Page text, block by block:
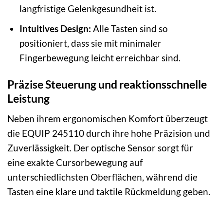
langfristige Gelenkgesundheit ist.
Intuitives Design: Alle Tasten sind so
positioniert, dass sie mit minimaler
Fingerbewegung leicht erreichbar sind.
Präzise Steuerung und reaktionsschnelle
Leistung
Neben ihrem ergonomischen Komfort überzeugt
die EQUIP 245110 durch ihre hohe Präzision und
Zuverlässigkeit. Der optische Sensor sorgt für
eine exakte Cursorbewegung auf
unterschiedlichsten Oberflächen, während die
Tasten eine klare und taktile Rückmeldung geben.